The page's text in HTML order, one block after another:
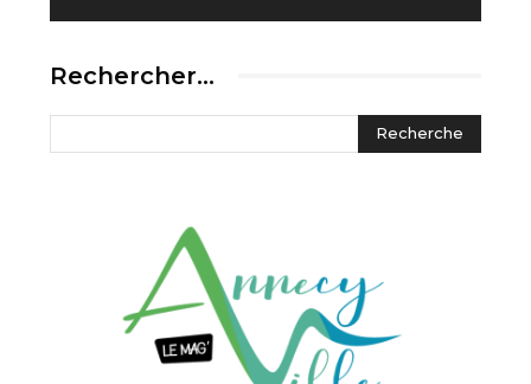
Rechercher…